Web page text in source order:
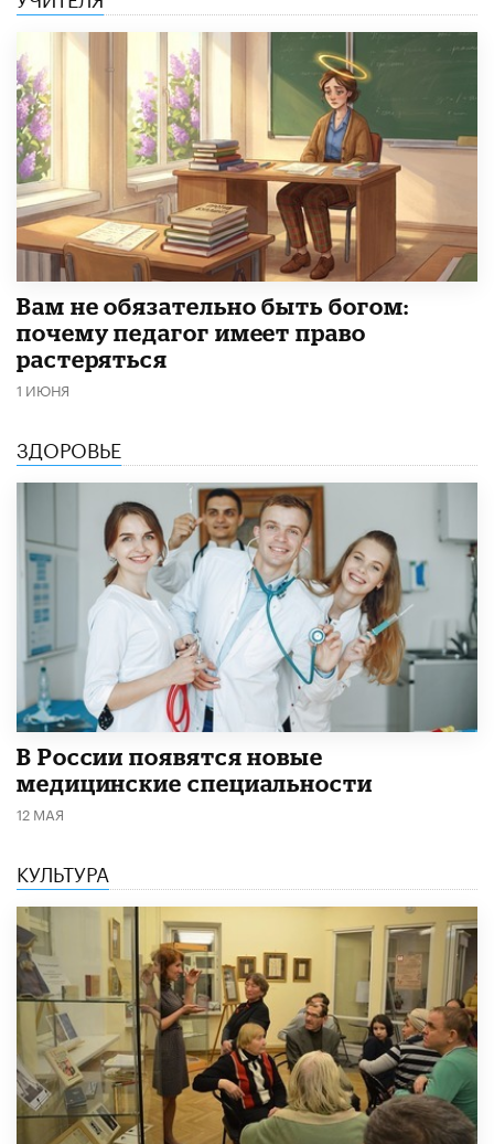
​Вам не обязательно быть богом:
почему педагог имеет право
растеряться
1 ИЮНЯ
ЗДОРОВЬЕ
В России появятся новые
медицинские специальности
12 МАЯ
КУЛЬТУРА